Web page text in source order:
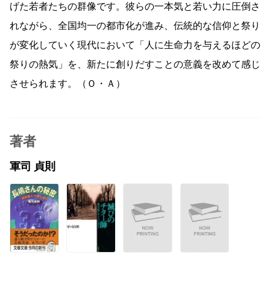
げた若者たちの群像です。彼らの一本気と若い力に圧倒さ
れながら、全国均一の都市化が進み、伝統的な信仰と祭り
が変化していく現代において「人に生命力を与えるほどの
祭りの熱気」を、新たに創りだすことの意義を改めて感じ
させられます。（Ｏ・Ａ）
著者
軍司 貞則